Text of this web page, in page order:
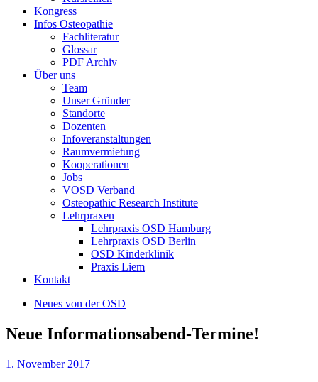
Kongress
Infos Osteopathie
Fachliteratur
Glossar
PDF Archiv
Über uns
Team
Unser Gründer
Standorte
Dozenten
Infoveranstaltungen
Raumvermietung
Kooperationen
Jobs
VOSD Verband
Osteopathic Research Institute
Lehrpraxen
Lehrpraxis OSD Hamburg
Lehrpraxis OSD Berlin
OSD Kinderklinik
Praxis Liem
Kontakt
Neues von der OSD
Neue Informationsabend-Termine!
1. November 2017